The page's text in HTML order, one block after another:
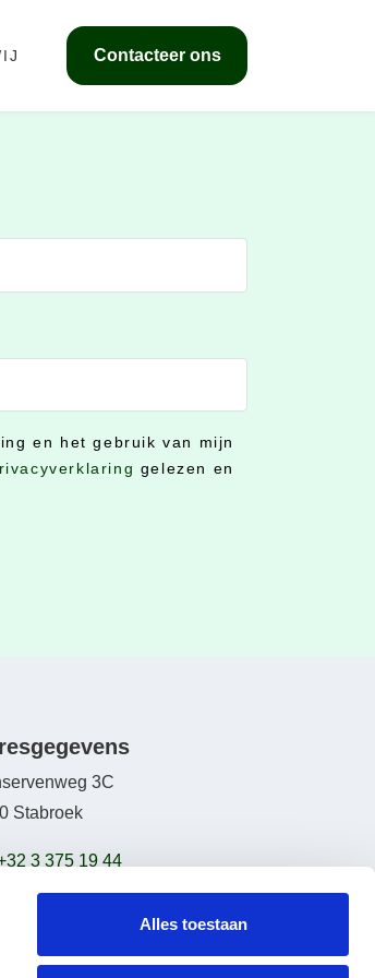
Alles toestaan
Contacteer ons
en het gebruik van mijn
gelezen en
3C
Stabroek
3 375 19 44
info@bikeselection.be